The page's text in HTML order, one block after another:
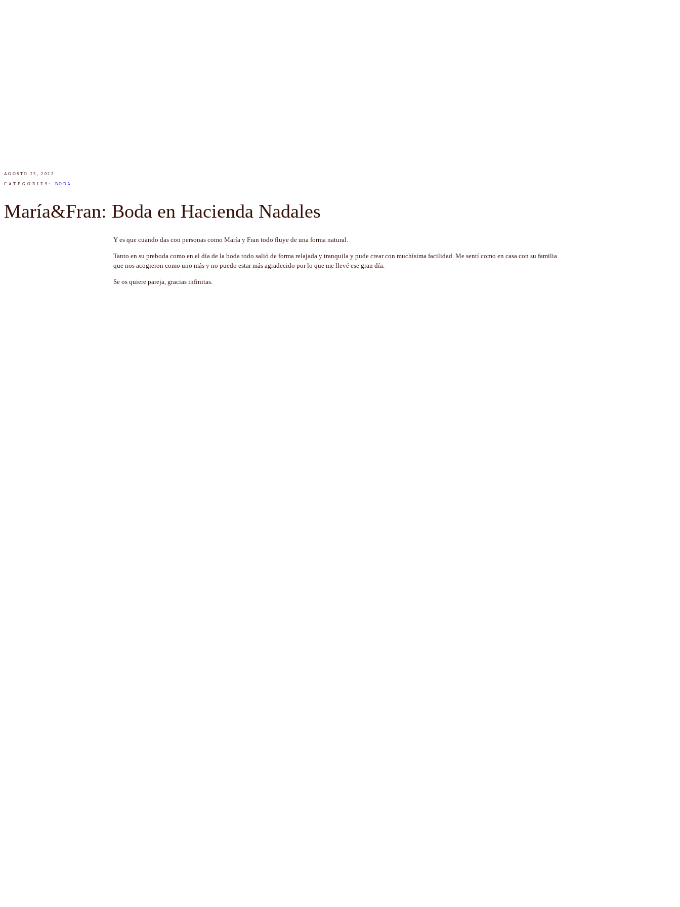
AGOSTO 23, 2022
CATEGORIES: BODA
María&Fran: Boda en Hacienda Nadales
Y es que cuando das con personas como María y Fran todo fluye de una forma natural.
Tanto en su preboda como en el día de la boda todo salió de forma relajada y tranquila y pude crear con muchísima facilidad. Me sentí como en casa con su familia
que nos acogieron como uno más y no puedo estar más agradecido por lo que me llevé ese gran día.
Se os quiere pareja, gracias infinitas.